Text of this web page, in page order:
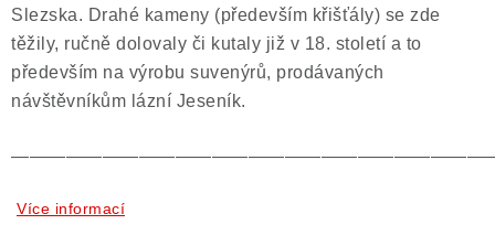
Slezska. Drahé kameny (především křišťály) se zde
těžily, ručně dolovaly či kutaly již v 18. století a to
především na výrobu suvenýrů, prodávaných
návštěvníkům lázní Jeseník.
Více informací